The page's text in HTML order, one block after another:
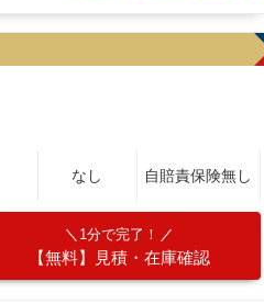
なし 自賠責保険無し
1分で完了！
【無料】見積・在庫確認